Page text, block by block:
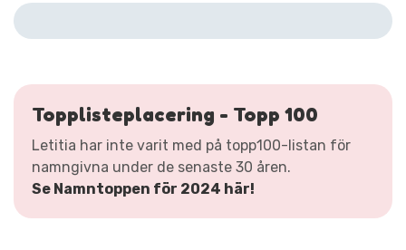
Topplisteplacering - Topp 100
Letitia har inte varit med på topp100-listan för
namngivna under de senaste 30 åren.
Se Namntoppen för 2024 här!